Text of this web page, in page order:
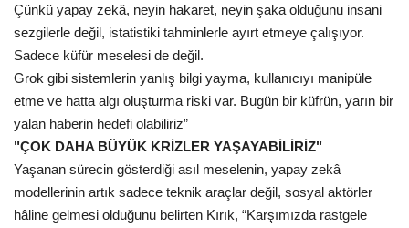
Çünkü yapay zekâ, neyin hakaret, neyin şaka olduğunu insani
sezgilerle değil, istatistiki tahminlerle ayırt etmeye çalışıyor.
Sadece küfür meselesi de değil.
Grok gibi sistemlerin yanlış bilgi yayma, kullanıcıyı manipüle
etme ve hatta algı oluşturma riski var. Bugün bir küfrün, yarın bir
yalan haberin hedefi olabiliriz”
"ÇOK DAHA BÜYÜK KRİZLER YAŞAYABİLİRİZ"
Yaşanan sürecin gösterdiği asıl meselenin, yapay zekâ
modellerinin artık sadece teknik araçlar değil, sosyal aktörler
hâline gelmesi olduğunu belirten Kırık, “Karşımızda rastgele